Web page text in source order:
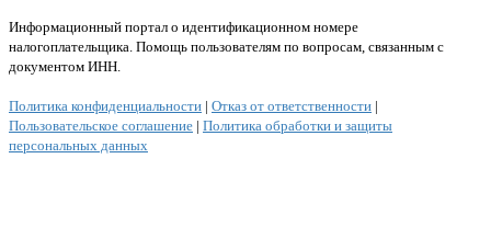
Информационный портал о идентификационном номере
налогоплательщика. Помощь пользователям по вопросам, связанным с
документом ИНН.
Политика конфиденциальности | Отказ от ответственности |
Пользовательское соглашение | Политика обработки и защиты
персональных данных